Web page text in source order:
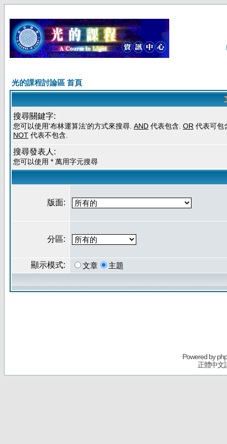
光的課程討論區 首頁
搜尋關鍵字:
您可以使用'布林運算法'的方式來搜尋. AND 代表包含. OR 代表可包
NOT 代表不包含.
搜尋發表人:
您可以使用 * 萬用字元搜尋
版面:
分區:
顯示模式: 文章 主題
Powered by
正體中文